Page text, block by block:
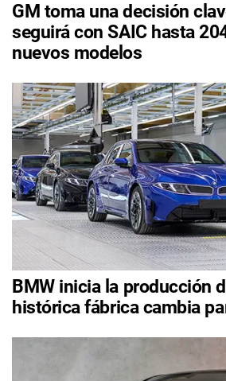
GM toma una decisión
seguirá con SAIC hasta
nuevos modelos
BMW inicia la producción
histórica fábrica cambia